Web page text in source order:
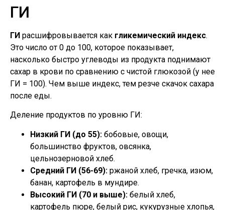
ГИ
ГИ расшифровывается как гликемический индекс.
Это число от 0 до 100, которое показывает,
насколько быстро углеводы из продукта поднимают
сахар в крови по сравнению с чистой глюкозой (у нее
ГИ = 100). Чем выше индекс, тем резче скачок сахара
после еды.
Деление продуктов по уровню ГИ:
Низкий ГИ (до 55): бобовые, овощи,
большинство фруктов, овсянка,
цельнозерновой хлеб.
Средний ГИ (56-69): ржаной хлеб, гречка, изюм,
банан, картофель в мундире.
Высокий ГИ (70 и выше): белый хлеб,
картофель пюре, белый рис, кукурузные хлопья,